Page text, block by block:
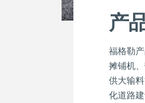
产
福格勒
摊铺机
供大输
化道路